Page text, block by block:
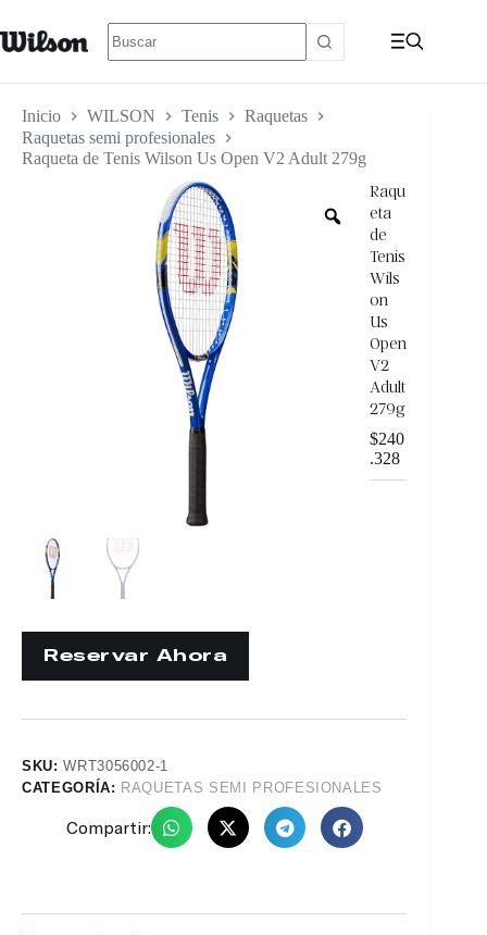
Inicio WILSON Tenis
Raquetas
Raquetas semi profesionales
Raqueta de Tenis Wilson Us Open V2 Adult 279g
Raqu
eta
de
Tenis
Wils
on
Us
Open
V2
Adult
279g
$240
.328
SKU:WRT3056002-1
CATEGORÍA: RAQUETAS SEMI PROFESIONALES
Compartir: